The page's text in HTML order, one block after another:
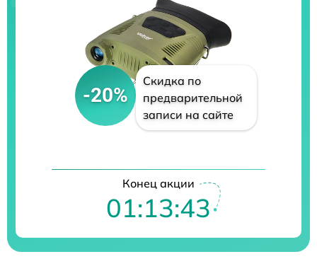
-20%
Скидка по
предварительной
записи на сайте
Конец акции
01:13:42